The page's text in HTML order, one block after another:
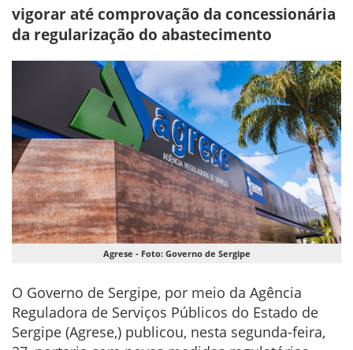
vigorar até comprovação da concessionária
da regularização do abastecimento
Agrese - Foto: Governo de Sergipe
O Governo de Sergipe, por meio da Agência
Reguladora de Serviços Públicos do Estado de
Sergipe (Agrese,) publicou, nesta segunda-feira,